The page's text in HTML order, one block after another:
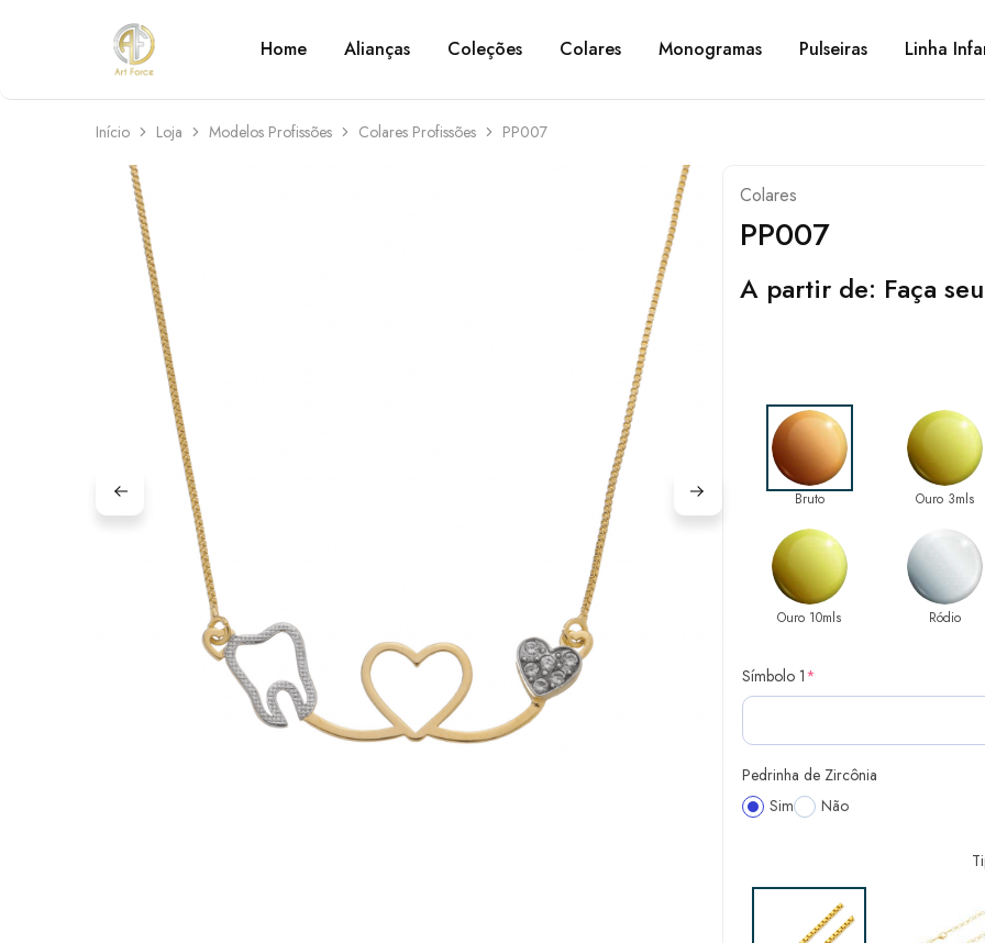
Art
Force
Semijoias
personalizadas
Home Alianças Coleções Colares Monogramas Pulseiras Linha
Início Loja Modelos Profissões Colares Profissões PP007
Colares
PP007
A partir de: Faça
Bruto Ouro 3mls
Ouro 10mls Ródio
Símbolo 1*
Pedrinha de Zircônia
Sim
Não